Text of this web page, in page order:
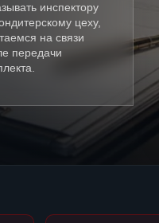
инспектору
цеху,
на связи
передачи